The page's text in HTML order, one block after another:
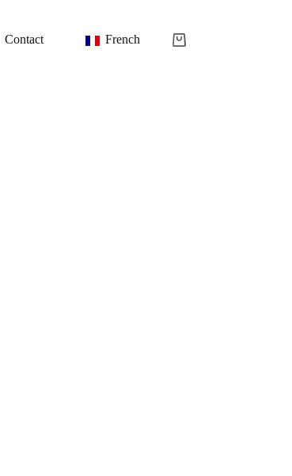
Contact French
Shopping